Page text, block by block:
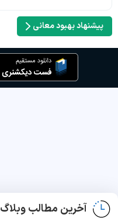
پیشنهاد بهبود معانی
آخرین مطالب وبلاگ